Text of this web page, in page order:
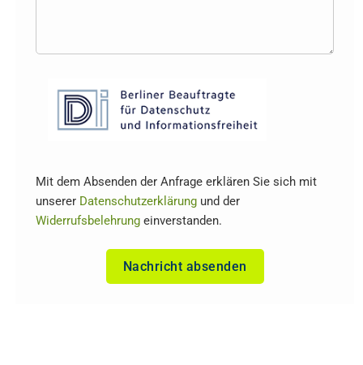
Mit dem Absenden der Anfrage erklären Sie sich mit
unserer Datenschutzerklärung und der
Widerrufsbelehrung einverstanden.
Nachricht absenden